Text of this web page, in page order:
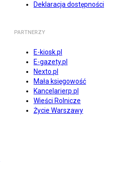
Deklaracja dostępności
PARTNERZY
E-kiosk.pl
E-gazety.pl
Nexto.pl
Mała księgowość
Kancelarierp.pl
Wieści Rolnicze
Życie Warszawy